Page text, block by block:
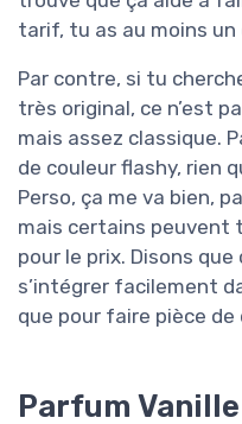
tarif, tu as au moins
Par contre, si tu
très original, ce n’est
mais assez classique.
de couleur flashy, rien
Perso, ça me va bien,
mais certains peuvent
pour le prix. Disons
s’intégrer facilement
que pour faire pièce
Parfum